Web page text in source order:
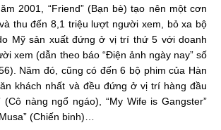
2001, “Friend” (Bạn bè) tạo nên một cơn
thu đến 8,1 triệu lượt người xem, bỏ xa bộ
Mỹ sản xuất đứng ở vị trí thứ 5 với doanh
xem (dẫn theo báo “Điện ảnh ngày nay” số
Năm đó, cũng có đến 6 bộ phim của Hàn
khách nhất và đều đứng ở vị trí hàng đầu
(Cô nàng ngổ ngáo), “My Wife is Gangster”
(Chiến binh)…